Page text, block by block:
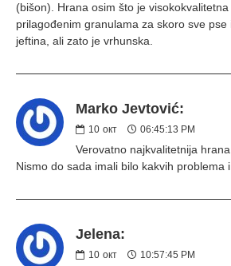
(bišon). Hrana osim što je
prilagođenim granulama za skoro sve
jeftina, ali zato je vrhunska.
Marko Jevtović:
10 окт 06:45:13 PM
Verovatno najkvalitetnija
Nismo do sada imali bilo kakvih problema
Jelena:
10 окт 10:57:45 PM